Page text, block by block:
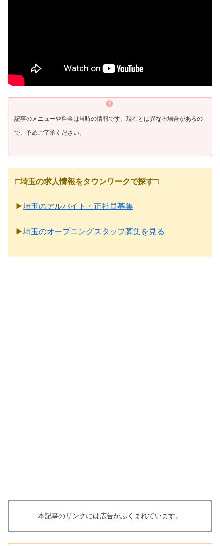
記事のメニューや料金は当時の情報です。現在とは異なる場合があるの
で、予めご了承ください。
□埼玉の求人情報をタウンワークで探す□
▶埼玉のアルバイト・正社員募集
▶埼玉のオープニングスタッフ募集を見る
本記事のリンクには広告がふくまれています。